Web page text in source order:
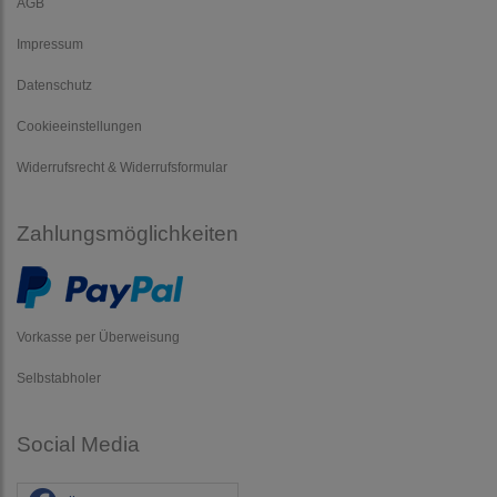
Impressum
Datenschutz
Cookieeinstellungen
Widerrufsrecht & Widerrufsformular
Zahlungsmöglichkeiten
Vorkasse per Überweisung
Selbstabholer
Social Media